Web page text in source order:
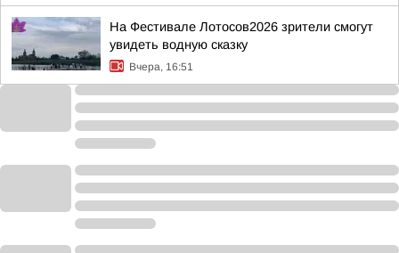
На Фестивале Лотосов2026 зрители смогут
увидеть водную сказку
Вчера, 16:51